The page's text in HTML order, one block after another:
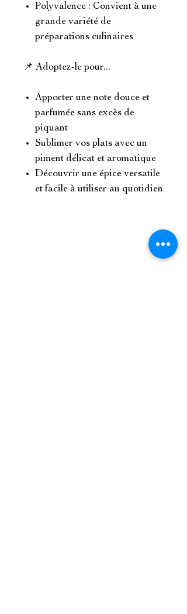
Polyvalence : Convient à une
grande variété de
préparations culinaires
📌 Adoptez-le pour...
Apporter une note douce et
parfumée sans excès de
piquant
Sublimer vos plats avec un
piment délicat et aromatique
Découvrir une épice versatile
et facile à utiliser au quotidien